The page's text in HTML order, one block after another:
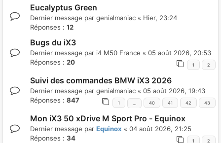
Eucalyptus Green
Dernier message par genialmaniac « Hier, 23:24
Réponses : 12
Bugs du iX3
Dernier message par i4 M50 France « 05 août 2026, 20:53
Réponses : 20 1 2
Suivi des commandes BMW iX3 2026
Dernier message par genialmaniac « 05 août 2026, 19:43
Réponses : 847 1 40 41 42 43
Mon iX3 50 xDrive M Sport Pro - Equinox
Dernier message par Equinox « 04 août 2026, 21:25
Réponses : 34 1 2